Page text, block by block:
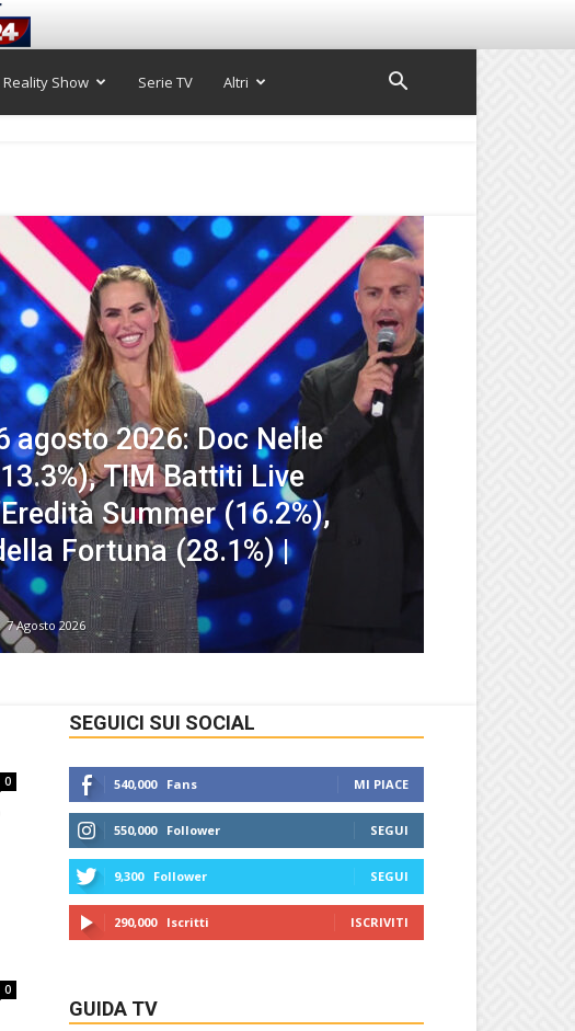
Reality Show Serie TV Altri
agosto 2026: Doc Nelle
TIM Battiti Live
Summer (16.2%),
Fortuna (28.1%) |
7 Agosto 2026
0
0
SEGUICI SUI SOCIAL
540,000 Fans MI PIACE
550,000 Follower SEGUI
9,300 Follower SEGUI
290,000 Iscritti ISCRIVITI
GUIDA TV